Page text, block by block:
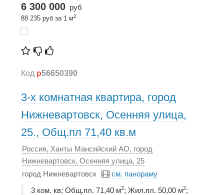
6 300 000 руб
88 235 руб за 1 м2
Код p56650390
3-х комнатная квартира, город
Нижневартовск, Осенняя улица,
25., Общ.пл 71,40 кв.м
Россия, Ханты Мансийский АО, город
Нижневартовск, Осенняя улица, 25
город Нижневартовск
см. панораму
3 ком. кв; Общ.пл. 71,40 м2; Жил.пл. 50,00 м2;